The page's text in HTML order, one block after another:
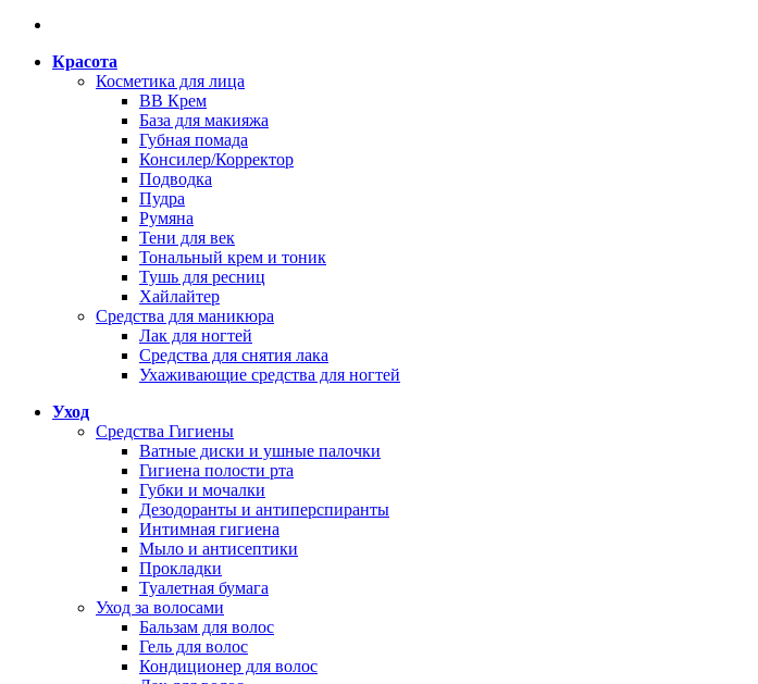
Красота
Косметика для лица
BB Крем
База для макияжа
Губная помада
Консилер/Корректор
Подводка
Пудра
Румяна
Тени для век
Тональный крем и тоник
Тушь для ресниц
Хайлайтер
Средства для маникюра
Лак для ногтей
Средства для снятия лака
Ухаживающие средства для ногтей
Уход
Средства Гигиены
Ватные диски и ушные палочки
Гигиена полости рта
Губки и мочалки
Дезодоранты и антиперспиранты
Интимная гигиена
Мыло и антисептики
Прокладки
Туалетная бумага
Уход за волосами
Бальзам для волос
Гель для волос
Кондиционер для волос